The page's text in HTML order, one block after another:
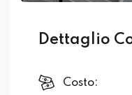
Dettaglio
Costo: